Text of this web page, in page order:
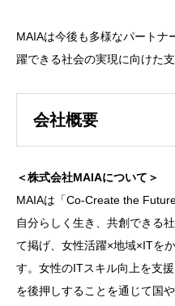
MAIAは今後も多様なパートナ
躍できる社会の実現に向けた
会社概要
＜株式会社MAIAについて＞
MAIAは「Co-Create the
自分らしく生き、共創できる
て掲げ、女性活躍×地域×ITを
す。女性のITスキル向上を支
を後押しすることを通じて国